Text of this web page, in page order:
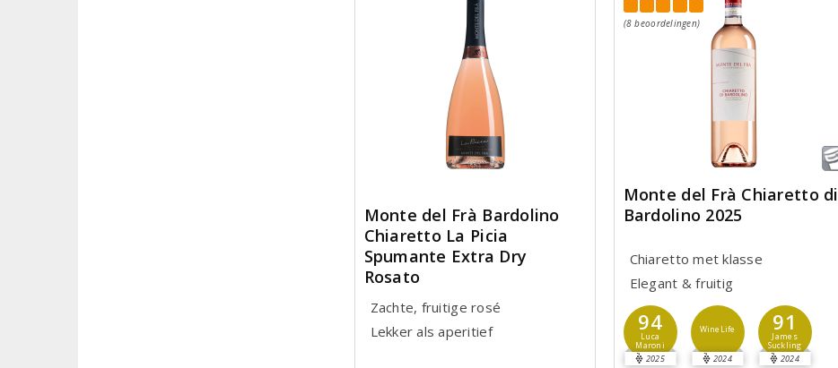
Monte del Frà Bardolino
Chiaretto La Picia
Spumante Extra Dry
Rosato
Zachte, fruitige rosé
Lekker als aperitief
(8 beoordelingen)
Monte del Frà Chiaretto di
Bardolino 2025
Chiaretto met klasse
Elegant & fruitig
94
Luca
Maroni
2025
WineLife
2024
91
James
Suckling
2024